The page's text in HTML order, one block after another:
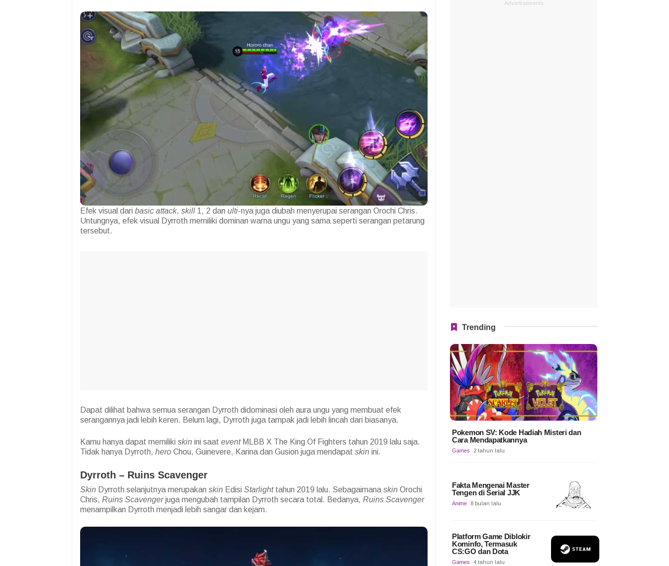
Efek visual dari basic attack, skill 1, 2 dan ulti-nya juga diubah menyerupai serangan Orochi Chris.
Untungnya, efek visual Dyrroth memiliki dominan warna ungu yang sama seperti serangan petarung
tersebut.
Dapat dilihat bahwa semua serangan Dyrroth didominasi oleh aura ungu yang membuat efek
serangannya jadi lebih keren. Belum lagi, Dyrroth juga tampak jadi lebih lincah dari biasanya.
Kamu hanya dapat memiliki skin ini saat eventMLBB X The King Of Fighters tahun 2019 lalu saja.
Tidak hanya Dyrroth, hero Chou, Guinevere, Karina dan Gusion juga mendapat skin ini.
Dyrroth – Ruins Scavenger
Skin Dyrroth selanjutnya merupakan skin Edisi Starlighttahun 2019 lalu. Sebagaimana skin Orochi
Chris, Ruins Scavengerjuga mengubah tampilan Dyrroth secara total. Bedanya, Ruins Scavenger
menampilkan Dyrroth menjadi lebih sangar dan kejam.
Advertisements
Trending
Pokemon SV: Kode Hadiah Misteri dan
Cara Mendapatkannya
Games 2 tahun lalu
Fakta Mengenai Master
Tengen di Serial JJK
Anime 8 bulan lalu
Platform Game Diblokir
Kominfo, Termasuk
CS:GO dan Dota
Games 4 tahun lalu